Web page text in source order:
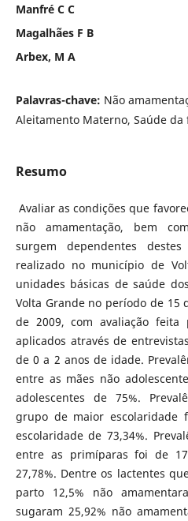
Manfré C C
Magalhães F B
Arbex, M A
Palavras-chave: Não
Aleitamento Materno, Saúde da
Resumo
Avaliar as condições que
não amamentação, bem
surgem dependentes
realizado no município de
unidades básicas de saúde
Volta Grande no período de 15
de 2009, com avaliação
aplicados através de
de 0 a 2 anos de idade.
entre as mães não
adolescentes de 75%.
grupo de maior
escolaridade de 73,34%.
entre as primíparas foi de
27,78%. Dentre os lactentes
parto 12,5% não
sugaram 25,92% não